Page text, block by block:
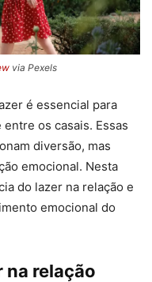
via Pexels
é essencial para
os casais. Essas
diversão, mas
emocional. Nesta
do lazer na relação e
emocional do
na relação